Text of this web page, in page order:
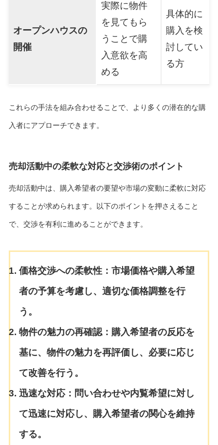
オープンハウスの
開催
実際に物件
を見てもら
うことで購
入意欲を高
める
具体的に
購入を検
討してい
る方
これらの手法を組み合わせることで、より多くの潜在的な購
入者にアプローチできます。
売却活動中の柔軟な対応と交渉術のポイント
売却活動中は、購入希望者の要望や市場の変動に柔軟に対応
することが求められます。以下のポイントを押さえること
で、交渉を有利に進めることができます。
価格交渉への柔軟性： 市場価格や購入希望
者の予算を考慮し、適切な価格調整を行
う。
物件の魅力の再確認： 購入希望者の反応を
基に、物件の魅力を再評価し、必要に応じ
て改善を行う。
迅速な対応： 問い合わせや内覧希望に対し
て迅速に対応し、購入希望者の関心を維持
する。